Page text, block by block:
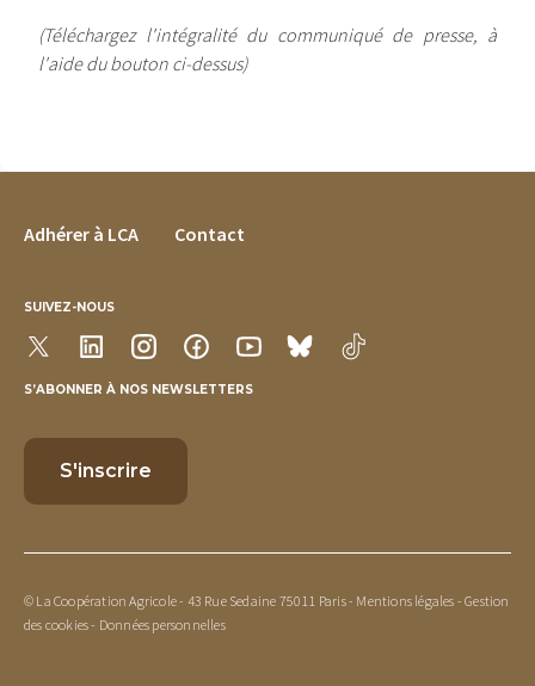
(Téléchargez l'intégralité du communiqué de presse, à
l'aide du bouton ci-dessus)
FOOTER MENU
Adhérer à LCA Contact
SUIVEZ-NOUS
S’ABONNER À NOS NEWSLETTERS
© La Coopération Agricole - 43 Rue Sedaine 75011 Paris - Mentions légales -Gestion
des cookies- Données personnelles